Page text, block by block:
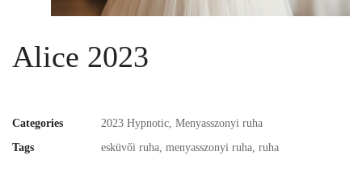
Alice 2023
Categories 2023 Hypnotic, Menyasszonyi ruha
Tags
esküvői ruha, menyasszonyi ruha, ruha